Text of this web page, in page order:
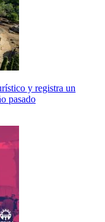
y registra un
pasado